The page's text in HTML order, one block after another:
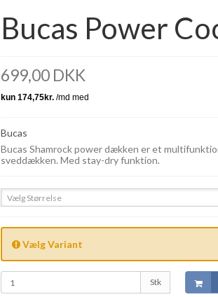
Bucas Power
699,00 DKK
Bucas
Bucas Shamrock power dækken er et
sveddækken. Med stay-dry funktion.
Vælg Størrelse
Vælg Variant
Stk